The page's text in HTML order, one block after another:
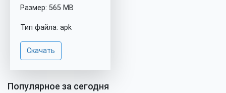
Размер: 565 MB
Тип файла: apk
Скачать
Популярное за сегодня